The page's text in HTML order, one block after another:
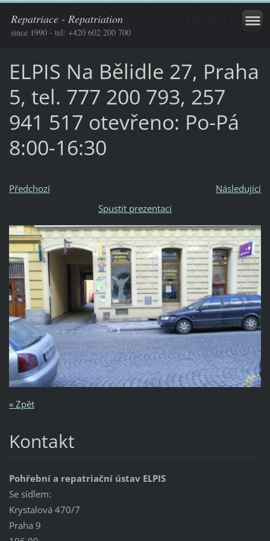
Repatriace - Repatriation
since 1990 - tel: +420 602 200 700
ELPIS Na Bělidle 27, Praha
5, tel. 777 200 793, 257
941 517 otevřeno: Po-Pá
8:00-16:30
Předchozí
Následující
Spustit prezentaci
« Zpět
Kontakt
Pohřební a repatriační ústav ELPIS
Se sídlem:
Krystalová 470/7
Praha 9